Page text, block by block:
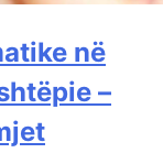
në
–